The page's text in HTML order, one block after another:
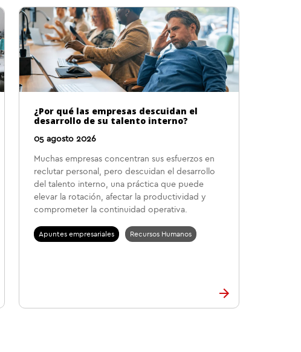
¿Por qué las empresas descuidan el
desarrollo de su talento interno?
05 agosto 2026
Muchas empresas concentran sus esfuerzos en
reclutar personal, pero descuidan el desarrollo
del talento interno, una práctica que puede
elevar la rotación, afectar la productividad y
comprometer la continuidad operativa.
Apuntes empresariales Recursos Humanos